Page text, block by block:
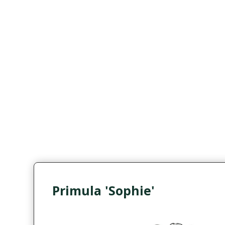
Primula 'Sophie'